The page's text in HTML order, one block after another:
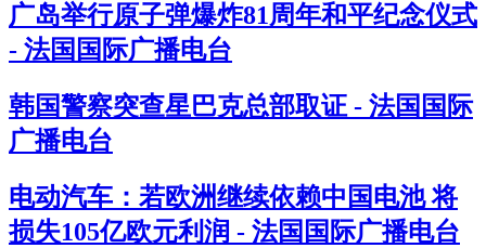
广岛举行原子弹爆炸81周年和平纪念仪式
- 法国国际广播电台
韩国警察突查星巴克总部取证 - 法国国际
广播电台
电动汽车：若欧洲继续依赖中国电池 将
损失105亿欧元利润 - 法国国际广播电台